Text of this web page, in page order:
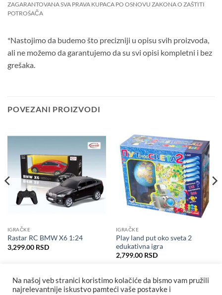
ZAGARANTOVANA SVA PRAVA KUPACA PO OSNOVU ZAKONA O ZAŠTITI
POTROŠAČA
*Nastojimo da budemo što precizniji u opisu svih proizvoda,
ali ne možemo da garantujemo da su svi opisi kompletni i bez
grešaka.
POVEZANI PROIZVODI
IGRAČKE
Rastar RC BMW X6 1:24
3,299.00 RSD
IGRAČKE
Play land put oko sveta 2
edukativna igra
2,799.00 RSD
Na našoj veb stranici koristimo kolačiće da bismo vam pružili
najrelevantnije iskustvo pamteći vaše postavke i